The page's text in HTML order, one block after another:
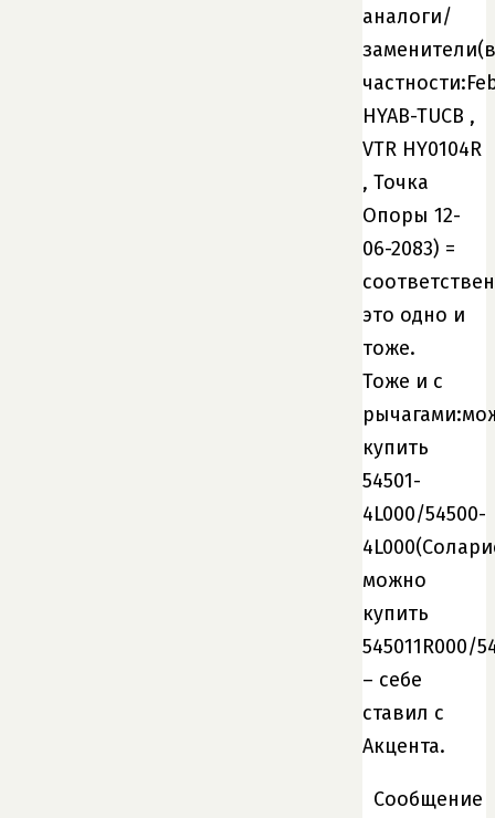
аналоги/
заменители(в
HYAB-TUCB ,
VTR HY0104R
, Точка
Опоры 12-
06-2083) =
это одно и
тоже.
Тоже и с
купить
54501-
4L000/54500-
можно
купить
545011R000/
– себе
ставил с
Акцента.
Сообщение